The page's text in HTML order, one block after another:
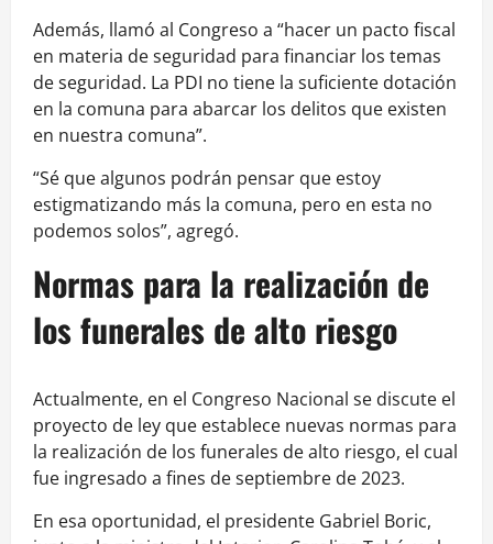
Además, llamó al Congreso a “hacer un pacto fiscal
en materia de seguridad para financiar los temas
de seguridad. La PDI no tiene la suficiente dotación
en la comuna para abarcar los delitos que existen
en nuestra comuna”.
“Sé que algunos podrán pensar que estoy
estigmatizando más la comuna, pero en esta no
podemos solos”, agregó.
Normas para la realización de
los funerales de alto riesgo
Actualmente, en el Congreso Nacional se discute el
proyecto de ley que establece nuevas normas para
la realización de los funerales de alto riesgo, el cual
fue ingresado a fines de septiembre de 2023.
En esa oportunidad, el presidente Gabriel Boric,